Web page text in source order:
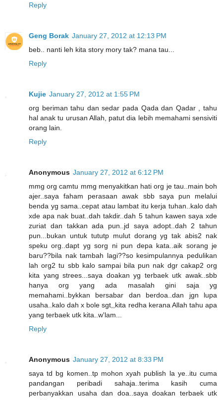
Reply
Geng Borak January 27, 2012 at 12:13 PM
beb.. nanti leh kita story mory tak? mana tau...
Reply
Kujie January 27, 2012 at 1:55 PM
org beriman tahu dan sedar pada Qada dan Qadar , tahu
hal anak tu urusan Allah, patut dia lebih memahami sensiviti
orang lain.
Reply
Anonymous January 27, 2012 at 6:12 PM
mmg org camtu mmg menyakitkan hati org je tau..main boh
ajer..saya faham perasaan awak sbb saya pun melalui
benda yg sama..cepat atau lambat itu kerja tuhan..kalo dah
xde apa nak buat..dah takdir..dah 5 tahun kawen saya xde
zuriat dan takkan ada pun..jd saya adopt..dah 2 tahun
pun...bukan untuk tututp mulut dorang yg tak abis2 nak
speku org..dapt yg sorg ni pun depa kata..aik sorang je
baru??bila nak tambah lagi??so kesimpulannya pedulikan
lah org2 tu sbb kalo sampai bila pun nak dgr cakap2 org
kita yang strees...saya doakan yg terbaek utk awak..sbb
hanya org yang ada masalah gini saja yg
memahami..bykkan bersabar dan berdoa..dan jgn lupa
usaha..kalo dah x bole sgt,,kita redha kerana Allah tahu apa
yang terbaek utk kita..w'lam...
Reply
Anonymous January 27, 2012 at 8:33 PM
saya td bg komen..tp mohon xyah publish la ye..itu cuma
pandangan peribadi sahaja..terima kasih cuma
perbanyakkan usaha dan doa..saya doakan terbaek utk